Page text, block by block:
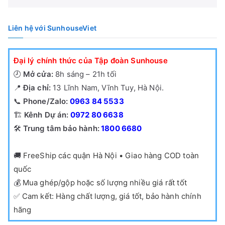
Liên hệ với SunhouseViet
Đại lý chính thức của Tập đoàn Sunhouse
🕗 Mở cửa:8h sáng – 21h tối
📍Địa chỉ: 13 Lĩnh Nam, Vĩnh Tuy, Hà Nội.
📞 Phone/Zalo: 0963 84 5533
🏗️ Kênh Dự án: 0972 80 6638
🛠️ Trung tâm bảo hành:1800 6680
🚚 FreeShip các quận Hà Nội • Giao hàng COD toàn
quốc
💰 Mua ghép/gộp hoặc số lượng nhiều giá rất tốt
✅ Cam kết: Hàng chất lượng, giá tốt, bảo hành chính
hãng